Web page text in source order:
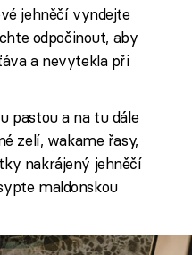
jehněčí vyndejte
odpočinout, aby
a nevytekla při
pastou a na tu dále
zelí, wakame řasy,
nakrájený jehněčí
maldonskou